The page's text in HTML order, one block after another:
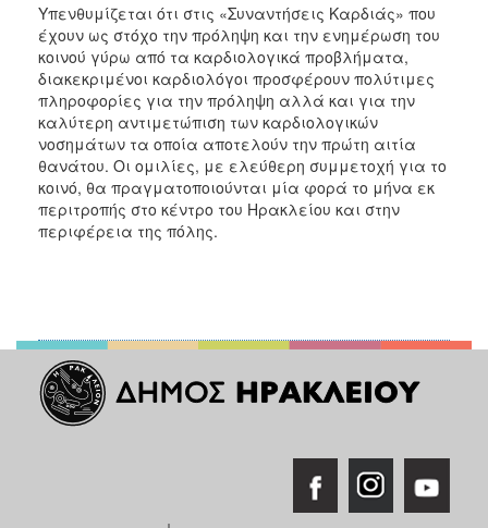
Υπενθυμίζεται ότι στις «Συναντήσεις Καρδιάς» που
έχουν ως στόχο την πρόληψη και την ενημέρωση του
κοινού γύρω από τα καρδιολογικά προβλήματα,
διακεκριμένοι καρδιολόγοι προσφέρουν πολύτιμες
πληροφορίες για την πρόληψη αλλά και για την
καλύτερη αντιμετώπιση των καρδιολογικών
νοσημάτων τα οποία αποτελούν την πρώτη αιτία
θανάτου. Οι ομιλίες, με ελεύθερη συμμετοχή για το
κοινό, θα πραγματοποιούνται μία φορά το μήνα εκ
περιτροπής στο κέντρο του Ηρακλείου και στην
περιφέρεια της πόλης.